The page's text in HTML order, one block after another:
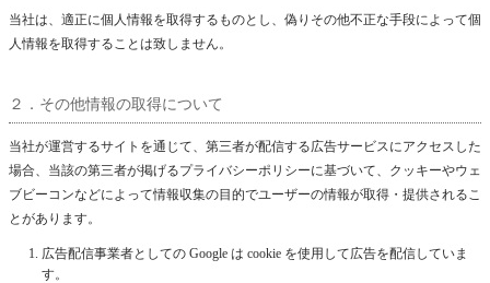
当社は、適正に個人情報を取得するものとし、偽りその他不正な手段によって個
人情報を取得することは致しません。
２．その他情報の取得について
当社が運営するサイトを通じて、第三者が配信する広告サービスにアクセスした
場合、当該の第三者が掲げるプライバシーポリシーに基づいて、クッキーやウェ
ブビーコンなどによって情報収集の目的でユーザーの情報が取得・提供されるこ
とがあります。
広告配信事業者としての Google は cookie を使用して広告を配信していま
す。